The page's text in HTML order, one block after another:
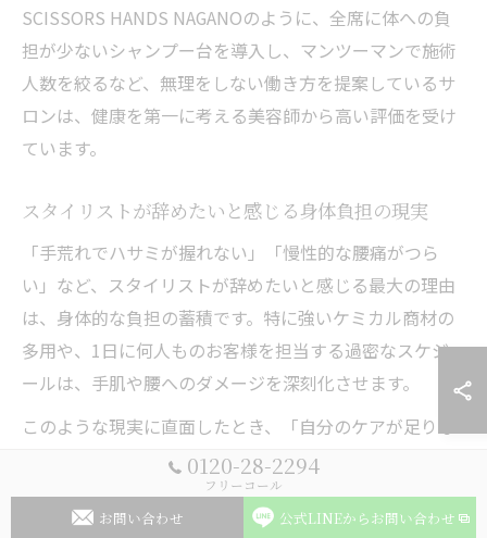
SCISSORS HANDS NAGANOのように、全席に体への負
担が少ないシャンプー台を導入し、マンツーマンで施術
人数を絞るなど、無理をしない働き方を提案しているサ
ロンは、健康を第一に考える美容師から高い評価を受け
ています。
スタイリストが辞めたいと感じる身体負担の現実
「手荒れでハサミが握れない」「慢性的な腰痛がつら
い」など、スタイリストが辞めたいと感じる最大の理由
は、身体的な負担の蓄積です。特に強いケミカル商材の
多用や、1日に何人ものお客様を担当する過密なスケジュ
ールは、手肌や腰へのダメージを深刻化させます。
このような現実に直面したとき、「自分のケアが足りな
いのでは」と自責の念に駆られる方も多いですが、実際
にはサロンの業務設計や商材選びに原因が潜んでいるケ
ースが大半です。皮膚科の医師から「辞めないと治らな
0120-28-2294
フリーコール
お問い合わせ 公式LINEからお問い合わせ